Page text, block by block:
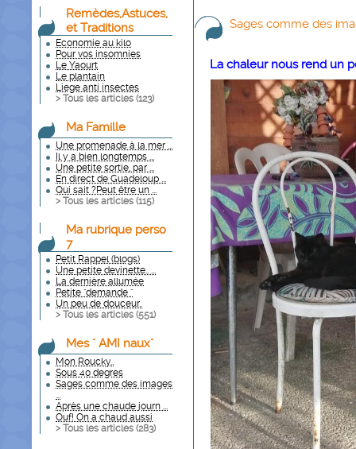
Remèdes,Astuces,
et Traditions
Economie au kilo
Pour vos insomnies
Le Yaourt
Le plantain
Liege anti insectes
> Tous les articles (123)
Ma Famille
Une promenade à la mer ...
Il y a bien longtemps ...
Une petite sortie, par ...
En direct de Guadeloup ...
Qui sait ?Peut être un ...
> Tous les articles (115)
Ma rubrique perso
7
Petit Rappel (blogs)
Une petite devinette.. ...
La dernière allumée
Petite "demande "
Un peu de douceur..
> Tous les articles (551)
Mes " AMI naux"
Mon Roucky..
Sous 40 degres
Sages comme des images
...
Après une chaude journ ...
Ouf! On a chaud aussi
> Tous les articles (283)
Sages comme des
La chaleur nous rend un